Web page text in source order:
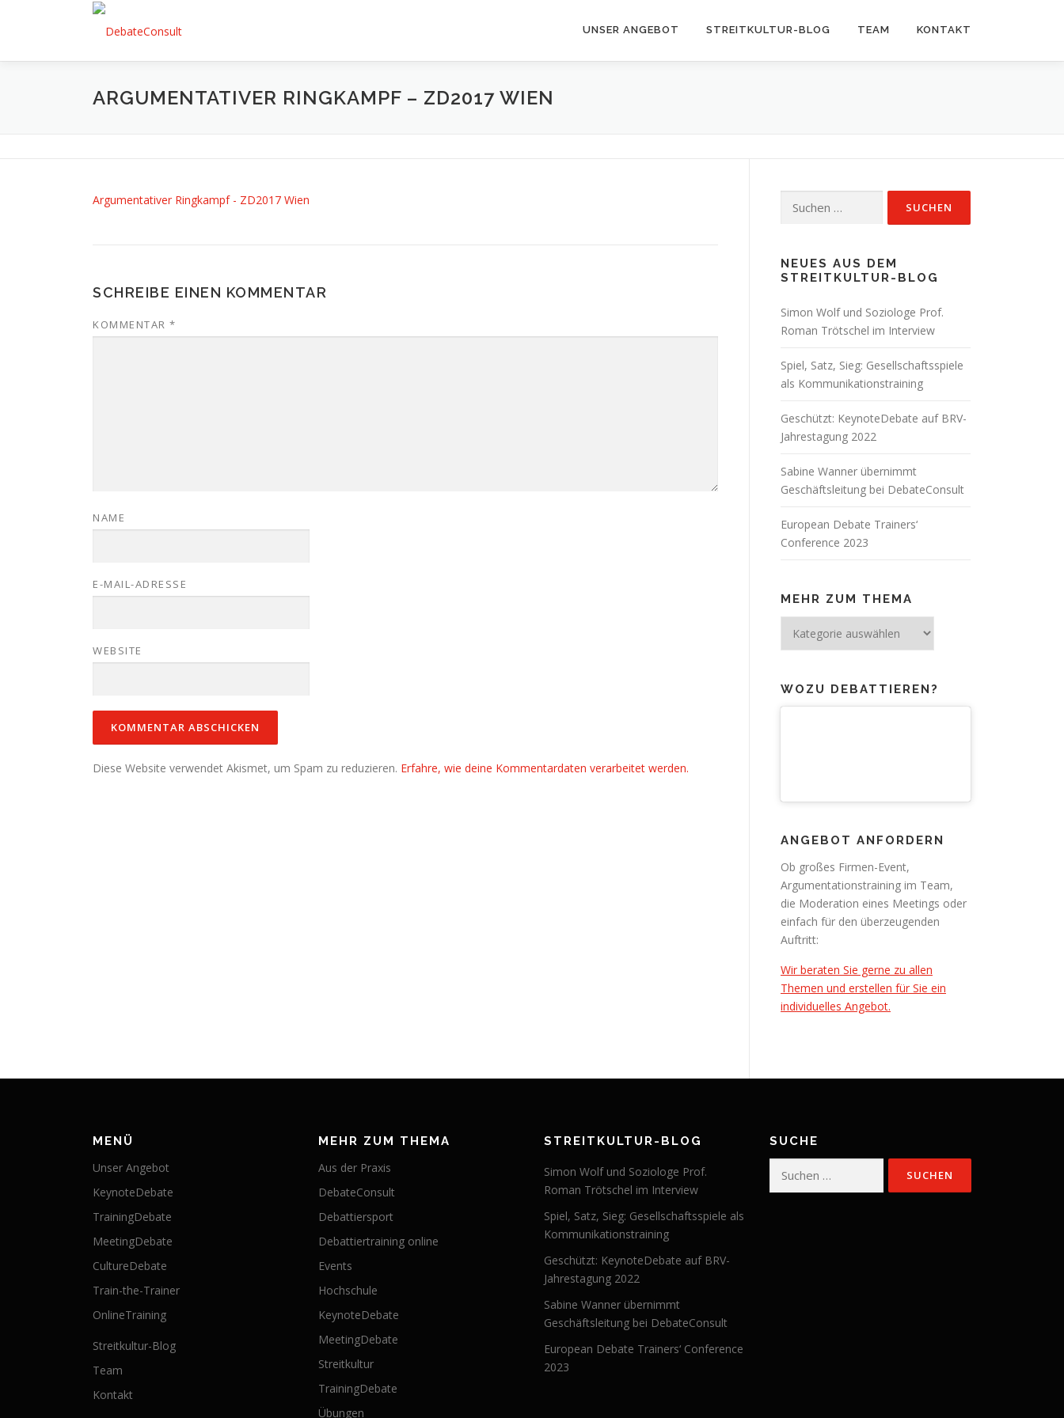
UNSER ANGEBOT STREITKULTUR-BLOG TEAM KONTAKT
ARGUMENTATIVER RINGKAMPF – ZD2017 WIEN
Argumentativer Ringkampf - ZD2017 Wien
SCHREIBE EINEN KOMMENTAR
KOMMENTAR *
NAME
E-MAIL-ADRESSE
WEBSITE
Diese Website verwendet Akismet, um Spam zu reduzieren. Erfahre, wie deine Kommentardaten verarbeitet werden.
nach:
NEUES AUS DEM
STREITKULTUR-BLOG
Simon Wolf und Soziologe Prof.
Roman Trötschel im Interview
Spiel, Satz, Sieg: Gesellschaftsspiele
als Kommunikationstraining
Geschützt: KeynoteDebate auf BRV-
Jahrestagung 2022
Sabine Wanner übernimmt
Geschäftsleitung bei DebateConsult
European Debate Trainers‘
Conference 2023
MEHR ZUM THEMA
zum
WOZU DEBATTIEREN?
ANGEBOT ANFORDERN
Ob großes Firmen-Event,
Argumentationstraining im Team,
die Moderation eines Meetings oder
einfach für den überzeugenden
Auftritt:
Wir beraten Sie gerne zu allen
Themen und erstellen für Sie ein
individuelles Angebot.
MENÜ
Unser Angebot
KeynoteDebate
TrainingDebate
MeetingDebate
CultureDebate
Train-the-Trainer
OnlineTraining
Streitkultur-Blog
Team
Kontakt
MEHR ZUM THEMA
Aus der Praxis
DebateConsult
Debattiersport
Debattiertraining online
Events
Hochschule
KeynoteDebate
MeetingDebate
Streitkultur
TrainingDebate
Übungen
STREITKULTUR-BLOG
Simon Wolf und Soziologe Prof.
Roman Trötschel im Interview
Spiel, Satz, Sieg: Gesellschaftsspiele als
Kommunikationstraining
Geschützt: KeynoteDebate auf BRV-
Jahrestagung 2022
Sabine Wanner übernimmt
Geschäftsleitung bei DebateConsult
European Debate Trainers‘ Conference
2023
SUCHE
nach: